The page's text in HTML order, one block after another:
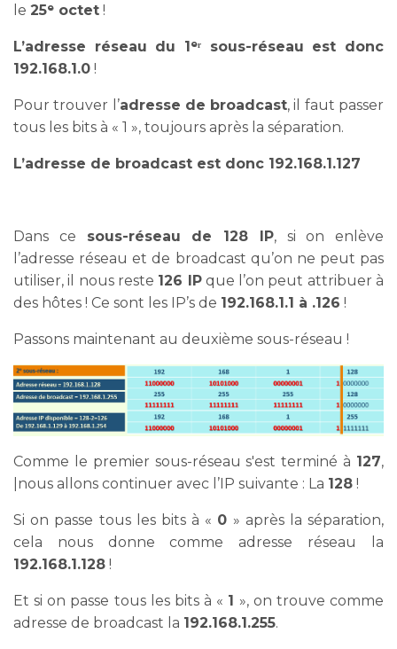
le 25ᵉ octet !
L’adresse réseau du 1ᵉʳ sous-réseau est donc
192.168.1.0 !
Pour trouver l’adresse de broadcast, il faut passer
tous les bits à « 1 », toujours après la séparation.
L’adresse de broadcast est donc 192.168.1.127
Dans ce sous-réseau de 128 IP, si on enlève
l’adresse réseau et de broadcast qu’on ne peut pas
utiliser, il nous reste 126 IPque l’on peut attribuer à
des hôtes ! Ce sont les IP’s de 192.168.1.1 à .126 !
Passons maintenant au deuxième sous-réseau !
Comme le premier sous-réseau s'est terminé à 127,
|nous allons continuer avec l’IP suivante : La 128 !
Si on passe tous les bits à « 0 » après la séparation,
cela nous donne comme adresse réseau la
192.168.1.128 !
Et si on passe tous les bits à « 1 », on trouve comme
adresse de broadcast la 192.168.1.255.